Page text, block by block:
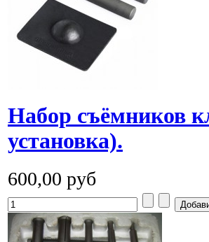
Набор съёмников
установка).
600,00 руб